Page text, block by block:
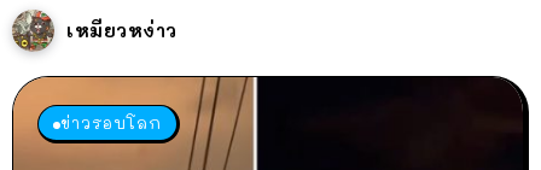
เหมียวหง่าว
ข่าวรอบโลก